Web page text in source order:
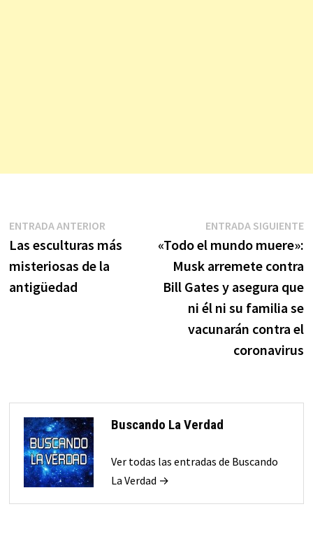
Navegación
de
entradas
ENTRADA ANTERIOREntrada
anterior:
Las esculturas más
misteriosas de la
antigüedad
ENTRADA SIGUIENTE
«Todo el mundo muere»:
Musk arremete contra
Bill Gates y asegura que
ni él ni su familia se
vacunarán contra el
coronavirus
Buscando La Verdad
Ver todas las entradas de Buscando
La Verdad →